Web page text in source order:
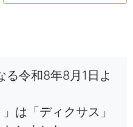
令和8年8月1日よ
は「ディクサス」